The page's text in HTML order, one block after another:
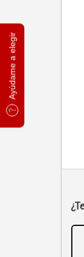
Ayúdame a elegir